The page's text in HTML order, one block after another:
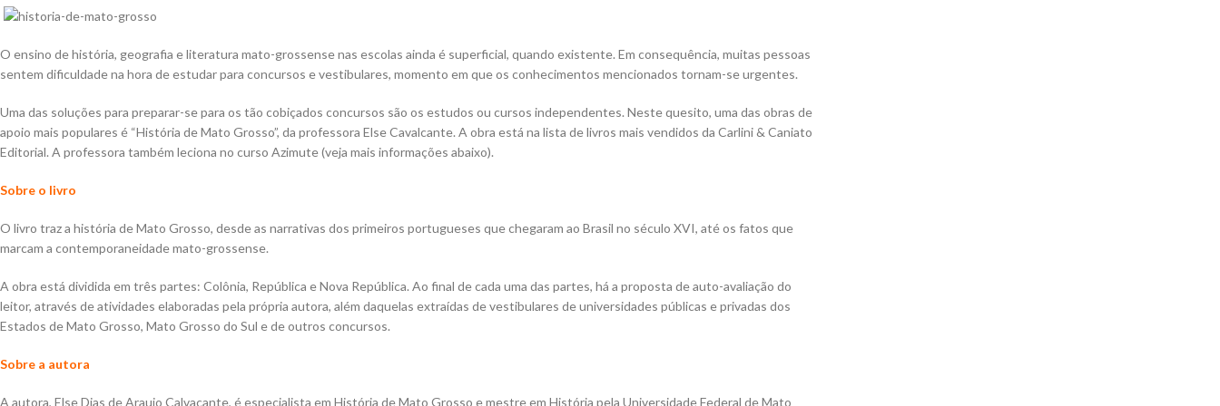
O ensino de história, geografia e literatura mato-grossense nas escolas ainda é superficial, quando existente. Em consequência, muitas pessoas
sentem dificuldade na hora de estudar para concursos e vestibulares, momento em que os conhecimentos mencionados tornam-se urgentes.
Uma das soluções para preparar-se para os tão cobiçados concursos são os estudos ou cursos independentes. Neste quesito, uma das obras de
apoio mais populares é “História de Mato Grosso”, da professora Else Cavalcante. A obra está na lista de livros mais vendidos da Carlini & Caniato
Editorial. A professora também leciona no curso Azimute (veja mais informações abaixo).
Sobre o livro
O livro traz a história de Mato Grosso, desde as narrativas dos primeiros portugueses que chegaram ao Brasil no século XVI, até os fatos que
marcam a contemporaneidade mato-grossense.
A obra está dividida em três partes: Colônia, República e Nova República. Ao final de cada uma das partes, há a proposta de auto-avaliação do
leitor, através de atividades elaboradas pela própria autora, além daquelas extraídas de vestibulares de universidades públicas e privadas dos
Estados de Mato Grosso, Mato Grosso do Sul e de outros concursos.
Sobre a autora
A autora, Else Dias de Araujo Calvacante, é especialista em História de Mato Grosso e mestre em História pela Universidade Federal de Mato